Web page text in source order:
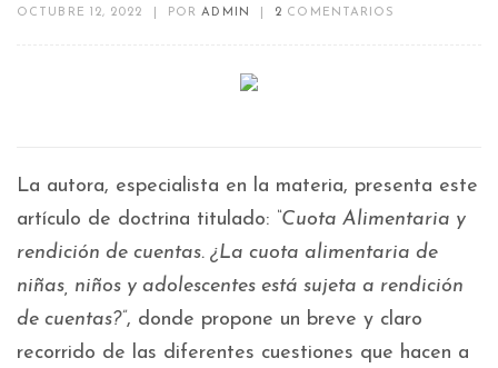
OCTUBRE 12, 2022 PORADMIN 2 COMENTARIOS
La autora, especialista en la materia, presenta este
artículo de doctrina titulado: “Cuota Alimentaria y
rendición de cuentas. ¿La cuota alimentaria de
niñas, niños y adolescentes está sujeta a rendición
de cuentas?”, donde propone un breve y claro
recorrido de las diferentes cuestiones que hacen a